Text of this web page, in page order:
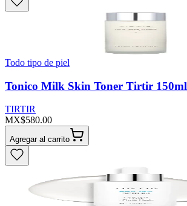
Todo tipo de piel
Tonico Milk Skin Toner Tirtir 150ml
TIRTIR
MX$580.00
Agregar al carrito